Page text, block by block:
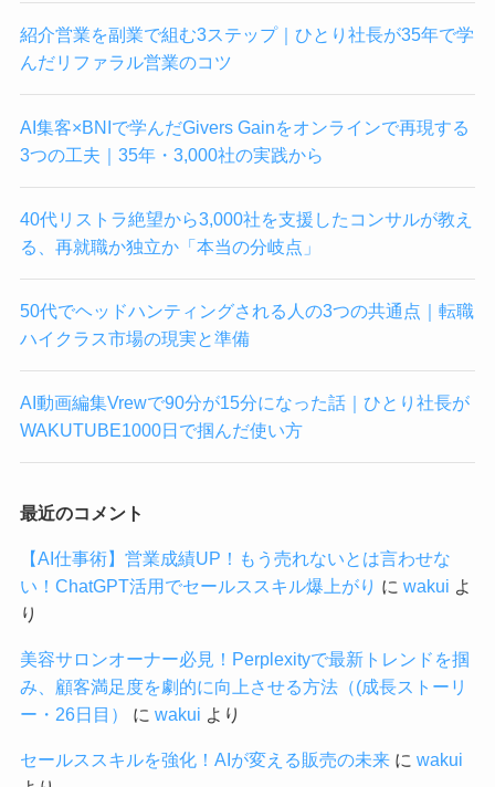
紹介営業を副業で組む3ステップ｜ひとり社長が35年で学
んだリファラル営業のコツ
AI集客×BNIで学んだGivers Gainをオンラインで再現する
3つの工夫｜35年・3,000社の実践から
40代リストラ絶望から3,000社を支援したコンサルが教え
る、再就職か独立か「本当の分岐点」
50代でヘッドハンティングされる人の3つの共通点｜転職
ハイクラス市場の現実と準備
AI動画編集Vrewで90分が15分になった話｜ひとり社長が
WAKUTUBE1000日で掴んだ使い方
最近のコメント
【AI仕事術】営業成績UP！もう売れないとは言わせな
い！ChatGPT活用でセールススキル爆上がり に wakui よ
り
美容サロンオーナー必見！Perplexityで最新トレンドを掴
み、顧客満足度を劇的に向上させる方法（(成長ストーリ
ー・26日目）
に wakui より
セールススキルを強化！AIが変える販売の未来に wakui